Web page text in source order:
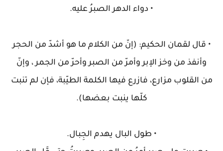
• دواء الدهر الصبرُ عليه.
• قال لقمان الحكيم: (إنّ من الكلام ما هو أشدّ من الحجر
وأنفذ من وخز الإبر وأمرّ من الصبر وأحرّ من الجمر ، وإنّ
من القلوب مزارع، فازرع فيها الكلمة الطيّبة، فإن لم تنبت
كلّها ينبت بعضها).
• طول البال يهدم الجِبال.